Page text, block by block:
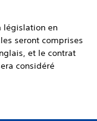
législation en
seront comprises
et le contrat
considéré